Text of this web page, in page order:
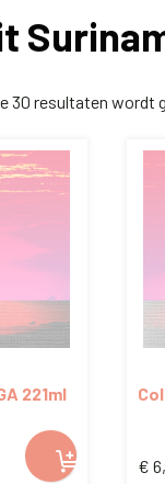
30 resultaten wordt
221ml
€